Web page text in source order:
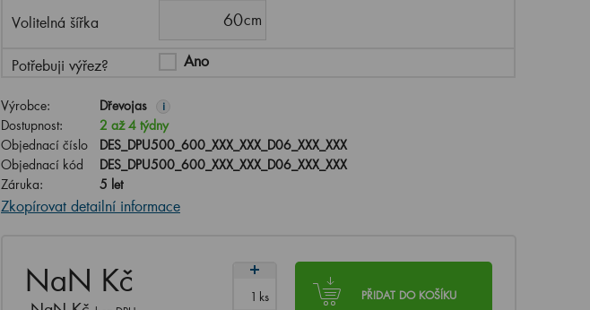
Volitelná šířka
Potřebuji výřez? Ano
Výrobce: Dřevojas i
Dostupnost:
2 až 4 týdny
Objednací číslo
DES_DPU500_600_XXX_XXX_D06_XXX_XXX
Objednací kód
DES_DPU500_600_XXX_XXX_D06_XXX_XXX
Záruka:
5 let
Zkopírovat detailní informace
NaN Kč PŘIDAT DO KOŠÍKU
ks